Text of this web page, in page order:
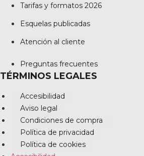
Tarifas y formatos 2026
Esquelas publicadas
Atención al cliente
Preguntas frecuentes
TÉRMINOS LEGALES
Accesibilidad
Aviso legal
Condiciones de compra
Política de privacidad
Política de cookies